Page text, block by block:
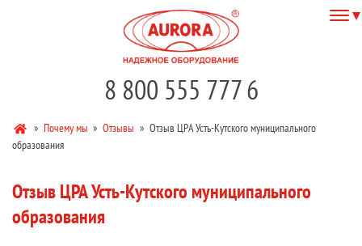
8 800 555 777 6
» Почему мы » Отзывы » Отзыв ЦРА Усть-Кутского муниципального
образования
Отзыв ЦРА Усть-Кутского муниципального
образования